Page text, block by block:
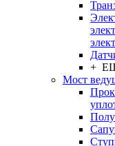
+
Мост